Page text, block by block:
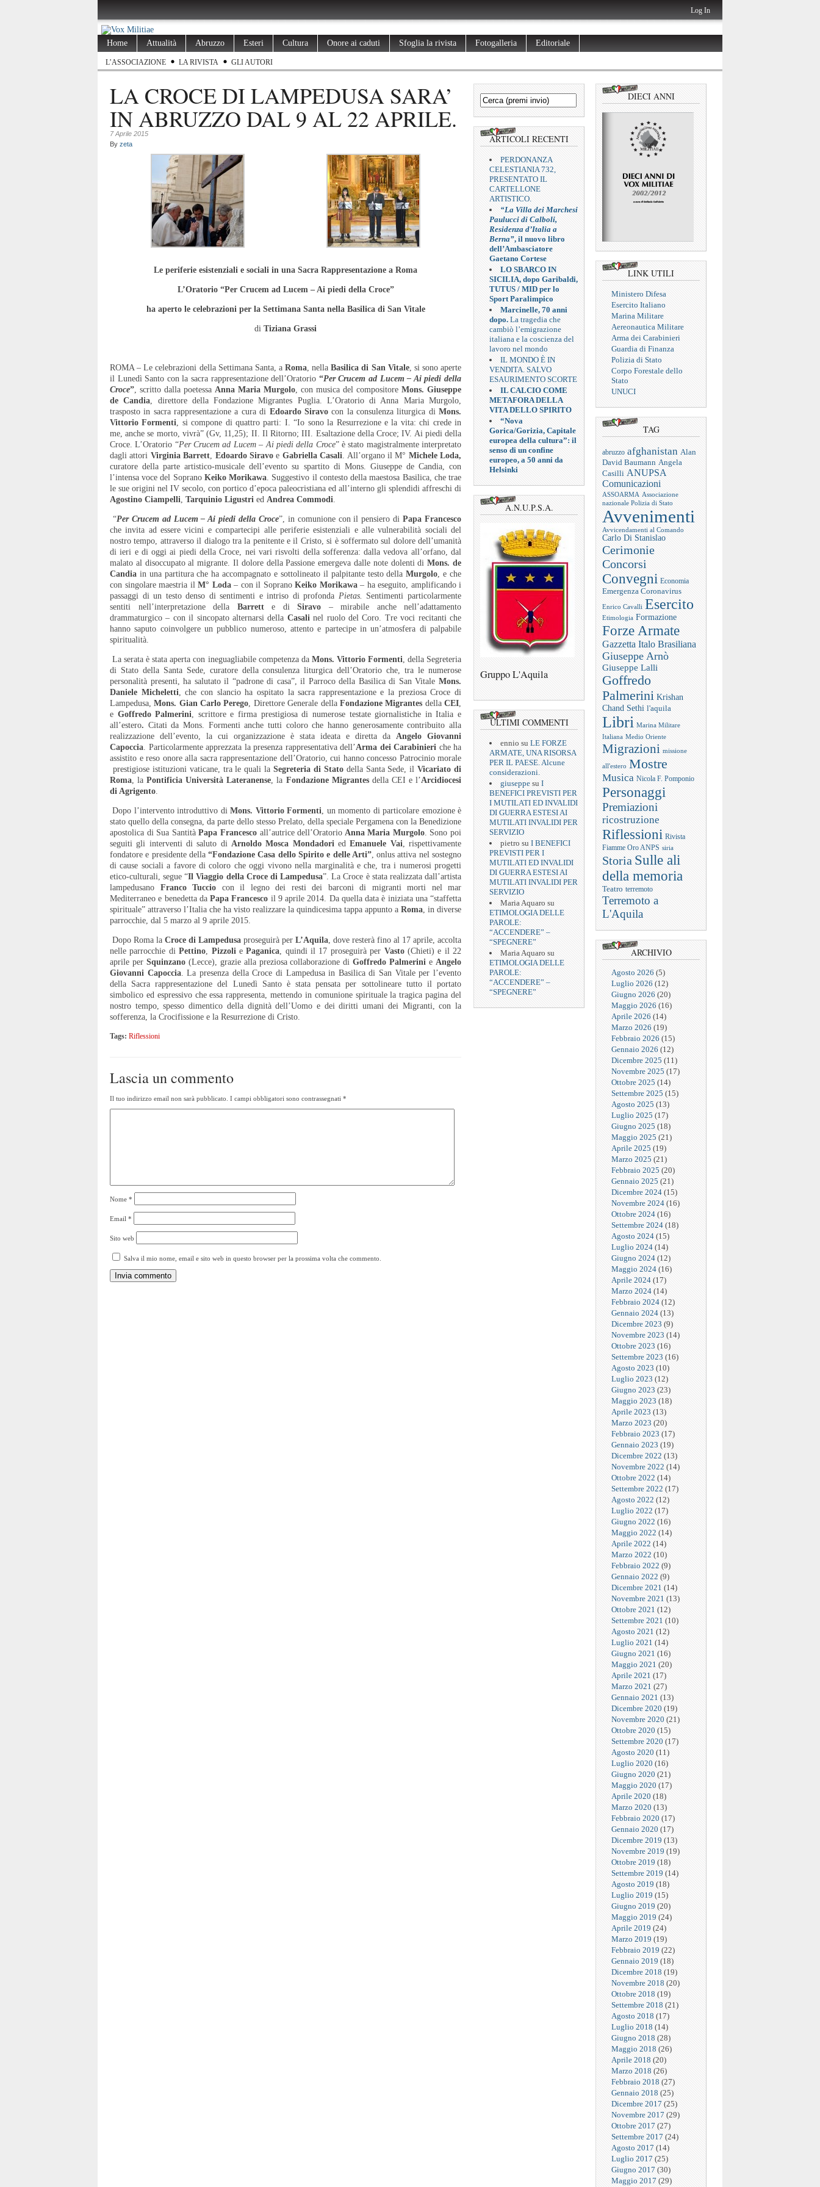
Log In
Home Attualità Abruzzo Esteri Cultura Onore ai caduti Sfoglia la rivista Fotogalleria Editoriale
L’ASSOCIAZIONE LA RIVISTA GLI AUTORI
LA CROCE DI LAMPEDUSA SARA’
IN ABRUZZO DAL 9 AL 22 APRILE.
7 Aprile 2015
By zeta
Le periferie esistenziali e sociali in una Sacra Rappresentazione a Roma
L’Oratorio “Per Crucem ad Lucem – Ai piedi della Croce”
ha aperto le celebrazioni per la Settimana Santa nella Basilica di San Vitale
di Tiziana Grassi
ROMA – Le celebrazioni della Settimana Santa, a Roma, nellaBasilica di San Vitale, si sono aperte
il Lunedì Santo con la sacra rappresentazione dell’Oratorio “Per Crucem ad Lucem – Ai piedi della
Croce”, scritto dalla poetessa Anna Maria Murgolo, con musica del compositore Mons. Giuseppe
de Candia, direttore della Fondazione Migrantes Puglia. L’Oratorio di Anna Maria Murgolo,
trasposto in sacra rappresentazione a cura di Edoardo Siravocon la consulenza liturgica diMons.
Vittorio Formenti, si compone di quattro parti: I. “Io sono la Resurrezione e la vita: chi crede in
me, anche se morto, vivrà” (Gv, 11,25); II. Il Ritorno; III. Esaltazione della Croce; IV. Ai piedi della
Croce. L’Oratorio “Per Crucem ad Lucem – Ai piedi della Croce” è stato magistralmente interpretato
dagli attori Virginia Barrett, Edoardo Siravoe Gabriella Casali. All’organo il M° Michele Loda,
curatore della parte artistico-musicale dell’evento su spartito di Mons. Giuseppe de Candia, con
l’intensa voce del Soprano Keiko Morikawa. Suggestivo il contesto della maestosa Basilica, che trae
le sue origini nel IV secolo, con portico d’epoca paleocristiana ed all’interno gli splendidi affreschi di
Agostino Ciampelli, Tarquinio Ligustri ed Andrea Commodi.
“Per Crucem ad Lucem – Ai piedi della Croce”, in comunione con il pensiero diPapa Francesco
che invita ad essere vicini e compartecipi alle periferie esistenziali e alle vulnerabilità sociali del
nostro tempo, attraverso il dialogo tra la penitente e il Cristo, si è soffermato sul dolore dell’umanità
di ieri e di oggi ai piedi della Croce, nei vari risvolti della sofferenza: dalla vedova all’orfano, dal
malato al disoccupato al migrante. Il dolore della Passione emergeva dalle note dolenti diMons. de
Candia in una partitura che ha accompagnato e sottolineato il palpitante testo dellaMurgolo, e che
con singolare maestria il M° Loda– con il Soprano Keiko Morikawa– ha eseguito, amplificando i
passaggi di un testo denso di sentimenti e intriso di profonda Pietas. Sentimenti particolarmente
sentiti nell’interpretazione della Barrette di Siravo – mirabile anche nell’adattamento
drammaturgico – con il sincopato alternarsi della Casalinel ruolo del Coro. Tre voci recitanti che
hanno saputo coinvolgere un pubblico numeroso, attento e partecipe in un’atmosfera di palpabile
spiritualità.
La serata è stata aperta con ineguagliabile competenza da Mons. Vittorio Formenti, della Segreteria
di Stato della Santa Sede, curatore della consulenza liturgica dell’Oratorio che, tra le numerose
personalità presenti, ha salutato il “padrone di casa”, il Parroco della Basilica di San Vitale Mons.
Daniele Micheletti, che con slancio ha ospitato la sacra rappresentazione e la preziosa Croce di
Lampedusa,Mons. Gian Carlo Perego, Direttore Generale della Fondazione Migrantes dellaCEI,
e Goffredo Palmerini, scrittore e firma prestigiosa di numerose testate giornalistiche in Italia e
all’estero. Citati da Mons. Formenti anche tutti coloro che hanno generosamente contribuito alla
realizzazione dell’evento, la cui organizzazione è stata ideata e diretta da Angelo Giovanni
Capoccia. Particolarmente apprezzata la presenza rappresentativa dell’Arma dei Carabinieri che ha
assistito e reso onore alla sacra rappresentazione dell’Oratorio, cui hanno concesso Patrocinio morale
prestigiose istituzioni vaticane, tra le quali la Segreteria di Statodella Santa Sede, ilVicariato di
Roma, laPontificia Università Lateranense, la Fondazione Migrantesdella CEI e l’Arcidiocesi
di Agrigento.
Dopo l’intervento introduttivo diMons. Vittorio Formenti, un momento di particolare emozione è
stato quello della consegna, da parte dello stesso Prelato, della speciale Pergamena con la Benedizione
apostolica di Sua SantitàPapa Francesco all’autrice dell’Oratorio Anna Maria Murgolo. Sono poi
seguiti gli interventi di saluto di Arnoldo Mosca Mondadori edEmanuele Vai, rispettivamente
fondatore e presidente della“Fondazione Casa dello Spirito e delle Arti”, onlus attiva nel sostegno
di cause sociali a favore di coloro che oggi vivono nella marginalità e che, tra i numerosi progetti
etico-culturali, segue “Il Viaggio della Croce di Lampedusa”. La Croce è stata realizzata dall’artista
lampedusano Franco Tuccio con il legno dei resti dei barconi di migranti morti nel mar
Mediterraneo e benedetta da Papa Francesco il 9 aprile 2014. Da quella data è iniziata una “staffetta
spirituale” attraverso l’Italia che ha visto realizzare la quindicesima tappa appunto a Roma, in diverse
parrocchie, dal 5 marzo al 9 aprile 2015.
Dopo Roma la Croce di Lampedusa proseguirà per L’Aquila, dove resterà fino al 17 aprile, accolta
nelle parrocchie diPettino, Pizzoli ePaganica, quindi il 17 proseguirà per Vasto (Chieti) e il 22
aprile perSquinzano (Lecce), grazie alla preziosa collaborazione diGoffredo Palmerini eAngelo
Giovanni Capoccia. La presenza della Croce di Lampedusa in Basilica di San Vitale per l’evento
della Sacra rappresentazione del Lunedì Santo è stata pensata per sottolineare tutto il portato
simbolico ed espressivo che essa rappresenta, mettendo in comunione spirituale la tragica pagina del
nostro tempo, spesso dimentico della dignità dell’Uomo e dei diritti umani dei Migranti, con la
sofferenza, la Crocifissione e la Resurrezione di Cristo.
Tags: Riflessioni
Lascia un commento
Il tuo indirizzo email non sarà pubblicato. I campi obbligatori sono contrassegnati *
Nome *
Email *
Sito web
Salva il mio nome, email e sito web in questo browser per la prossima volta che commento.
ARTICOLI RECENTI
PERDONANZA
CELESTIANIA 732,
PRESENTATO IL
CARTELLONE
ARTISTICO.
“La Villa dei Marchesi
Paulucci di Calboli,
Residenza d’Italia a
Berna”, il nuovo libro
dell’Ambasciatore
Gaetano Cortese
LO SBARCO IN
SICILIA, dopo Garibaldi,
TUTUS / MID per lo
Sport Paralimpico
Marcinelle, 70 anni
dopo. La tragedia che
cambiò l’emigrazione
italiana e la coscienza del
lavoro nel mondo
IL MONDO È IN
VENDITA. SALVO
ESAURIMENTO SCORTE
IL CALCIO COME
METAFORA DELLA
VITA DELLO SPIRITO
“Nova
Gorica/Gorizia, Capitale
europea della cultura”: il
senso di un confine
europeo, a 50 anni da
Helsinki
A.N.U.P.S.A.
Gruppo L'Aquila
ULTIMI COMMENTI
ennio su LE FORZE
ARMATE, UNA RISORSA
PER IL PAESE. Alcune
considerazioni.
giuseppe su I
BENEFICI PREVISTI PER
I MUTILATI ED INVALIDI
DI GUERRA ESTESI AI
MUTILATI INVALIDI PER
SERVIZIO
pietro su I BENEFICI
PREVISTI PER I
MUTILATI ED INVALIDI
DI GUERRA ESTESI AI
MUTILATI INVALIDI PER
SERVIZIO
Maria Aquaro su
ETIMOLOGIA DELLE
PAROLE:
“ACCENDERE” –
“SPEGNERE”
Maria Aquaro su
ETIMOLOGIA DELLE
PAROLE:
“ACCENDERE” –
“SPEGNERE”
DIECI ANNI
LINK UTILI
Ministero Difesa
Esercito Italiano
Marina Militare
Aereonautica Militare
Arma dei Carabinieri
Guardia di Finanza
Polizia di Stato
Corpo Forestale dello
Stato
UNUCI
TAG
abruzzo afghanistan Alan
David Baumann Angela
Casilli ANUPSA
Comunicazioni
ASSOARMA Associazione
nazionale Polizia di Stato
Avvenimenti
Avvicendamenti al Comando
Carlo Di Stanislao
Cerimonie
Concorsi
Convegni Economia
Emergenza Coronavirus
Enrico Cavalli Esercito
Etimologia Formazione
Forze Armate
Gazzetta Italo Brasiliana
Giuseppe Arnò
Giuseppe Lalli
Goffredo
Palmerini Krishan
Chand Sethi l'aquila
Libri Marina Militare
Italiana Medio Oriente
Migrazioni missione
all'estero Mostre
Musica Nicola F. Pomponio
Personaggi
Premiazioni
ricostruzione
Riflessioni Rivista
Fiamme Oro ANPS siria
Storia Sulle ali
della memoria
Teatro terremoto
Terremoto a
L'Aquila
ARCHIVIO
Agosto 2026 (5)
Luglio 2026 (12)
Giugno 2026 (20)
Maggio 2026 (16)
Aprile 2026 (14)
Marzo 2026 (19)
Febbraio 2026 (15)
Gennaio 2026 (12)
Dicembre 2025 (11)
Novembre 2025 (17)
Ottobre 2025 (14)
Settembre 2025 (15)
Agosto 2025 (13)
Luglio 2025 (17)
Giugno 2025 (18)
Maggio 2025 (21)
Aprile 2025 (19)
Marzo 2025 (21)
Febbraio 2025 (20)
Gennaio 2025 (21)
Dicembre 2024 (15)
Novembre 2024 (16)
Ottobre 2024 (16)
Settembre 2024 (18)
Agosto 2024 (15)
Luglio 2024 (14)
Giugno 2024 (12)
Maggio 2024 (16)
Aprile 2024 (17)
Marzo 2024 (14)
Febbraio 2024 (12)
Gennaio 2024 (13)
Dicembre 2023 (9)
Novembre 2023 (14)
Ottobre 2023 (16)
Settembre 2023 (16)
Agosto 2023 (10)
Luglio 2023 (12)
Giugno 2023 (23)
Maggio 2023 (18)
Aprile 2023 (13)
Marzo 2023 (20)
Febbraio 2023 (17)
Gennaio 2023 (19)
Dicembre 2022 (13)
Novembre 2022 (14)
Ottobre 2022 (14)
Settembre 2022 (17)
Agosto 2022 (12)
Luglio 2022 (17)
Giugno 2022 (16)
Maggio 2022 (14)
Aprile 2022 (14)
Marzo 2022 (10)
Febbraio 2022 (9)
Gennaio 2022 (9)
Dicembre 2021 (14)
Novembre 2021 (13)
Ottobre 2021 (12)
Settembre 2021 (10)
Agosto 2021 (12)
Luglio 2021 (14)
Giugno 2021 (16)
Maggio 2021 (20)
Aprile 2021 (17)
Marzo 2021 (27)
Gennaio 2021 (13)
Dicembre 2020 (19)
Novembre 2020 (21)
Ottobre 2020 (15)
Settembre 2020 (17)
Agosto 2020 (11)
Luglio 2020 (16)
Giugno 2020 (21)
Maggio 2020 (17)
Aprile 2020 (18)
Marzo 2020 (13)
Febbraio 2020 (17)
Gennaio 2020 (17)
Dicembre 2019 (13)
Novembre 2019 (19)
Ottobre 2019 (18)
Settembre 2019 (14)
Agosto 2019 (18)
Luglio 2019 (15)
Giugno 2019 (20)
Maggio 2019 (24)
Aprile 2019 (24)
Marzo 2019 (19)
Febbraio 2019 (22)
Gennaio 2019 (18)
Dicembre 2018 (19)
Novembre 2018 (20)
Ottobre 2018 (19)
Settembre 2018 (21)
Agosto 2018 (17)
Luglio 2018 (14)
Giugno 2018 (28)
Maggio 2018 (26)
Aprile 2018 (20)
Marzo 2018 (26)
Febbraio 2018 (27)
Gennaio 2018 (25)
Dicembre 2017 (25)
Novembre 2017 (29)
Ottobre 2017 (27)
Settembre 2017 (24)
Agosto 2017 (14)
Luglio 2017 (25)
Giugno 2017 (30)
Maggio 2017 (29)